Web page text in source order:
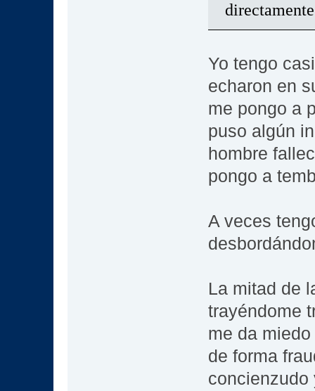
directamente
Yo tengo
echaron en
me pongo a
puso algún
hombre
pongo a
A veces
La mitad de
trayéndome
me da
de forma